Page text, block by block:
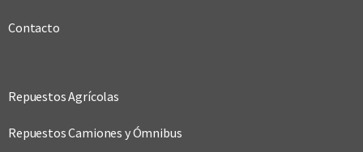
Contacto
Repuestos Agrícolas
Repuestos Camiones y Ómnibus